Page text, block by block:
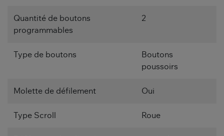
Quantité de boutons
programmables
2
Type de boutons
Boutons
poussoirs
Molette de défilement Oui
Type Scroll Roue